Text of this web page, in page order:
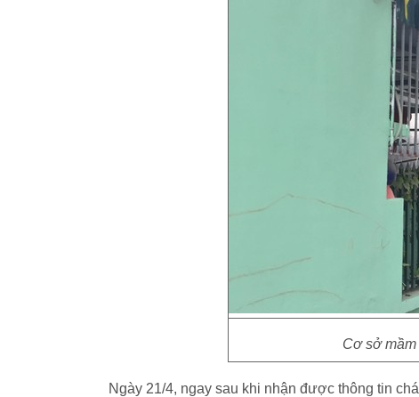
Cơ sở
Ngày 21/4, ngay sau khi nhận được thông tin